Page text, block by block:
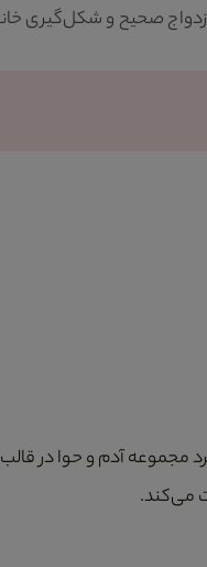
صحیح و شکل‌گیری
آدم و حوا در قالب
می‌کند.